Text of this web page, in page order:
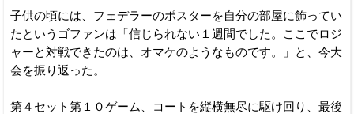
子供の頃には、フェデラーのポスターを自分の部屋に飾ってい
たというゴファンは「信じられない１週間でした。ここでロジ
ャーと対戦できたのは、オマケのようなものです。」と、今大
会を振り返った。
第４セット第１０ゲーム、コートを縦横無尽に駆け回り、最後